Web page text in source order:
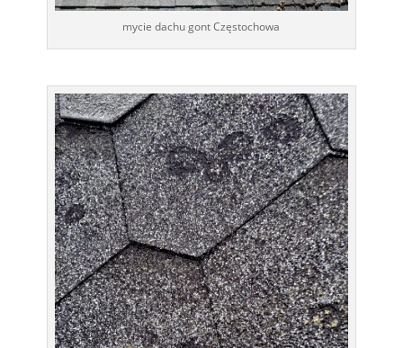
mycie dachu gont Częstochowa